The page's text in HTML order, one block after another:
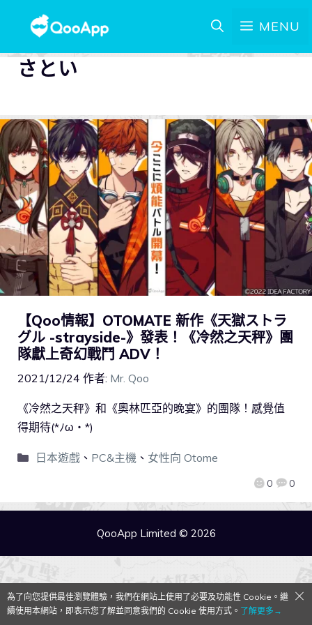
MENU
さとい
【Qoo情報】OTOMATE 新作《天獄ストラ
グル -strayside-》發表！《冷然之天秤》團
隊獻上奇幻戰鬥 ADV！
2021/12/24 作者: Mr. Qoo
0 0
《冷然之天秤》和《奧林匹亞的晚宴》的團隊！感覺值
得期待(*ﾉω・*)
日本遊戲、 PC&主機、 女性向 Otome
QooApp Limited © 2026
為了向您提供最佳瀏覽體驗，我們在網站上使用了必要及功能性 Cookie。繼
續使用本網站，即表示您了解並同意我們的 Cookie 使用方式。 了解更多→